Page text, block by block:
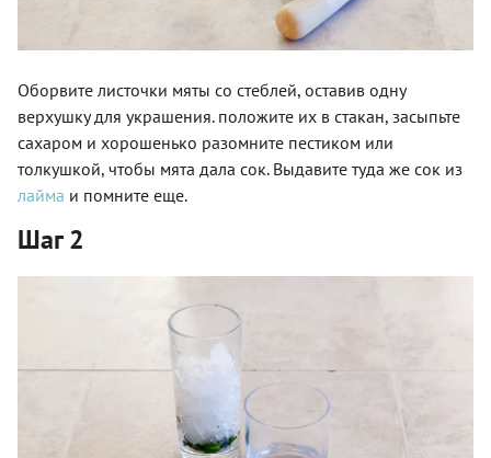
Оборвите листочки мяты со стеблей, оставив одну
верхушку для украшения. положите их в стакан, засыпьте
сахаром и хорошенько разомните пестиком или
толкушкой, чтобы мята дала сок. Выдавите туда же сок из
лайма и помните еще.
Шаг 2